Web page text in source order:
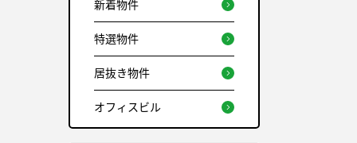
新着物件
特選物件
居抜き物件
オフィスビル